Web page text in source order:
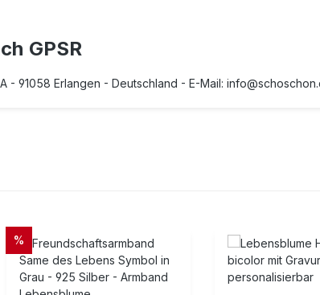
GPSR
- 91058 Erlangen - Deutschland - E-Mail:
RABATT
%